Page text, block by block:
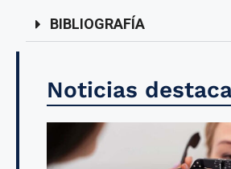
BIBLIOGRAFÍA
Noticias